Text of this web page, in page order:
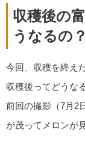
収穫後の
うなるの？
今回、収穫を終え
収穫後ってどうな
前回の撮影（7月2
が茂ってメロンが